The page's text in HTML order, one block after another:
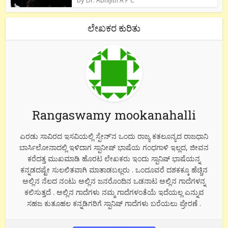
ಲೇಖಕರ ಕುರಿತು
Rangaswamy mookanahalli
ಎರಡು ಸಾವಿರದ ಇಸವಿಯಲ್ಲಿ ಸ್ಪೇನ್’ನ ಒಂದು ರಾಜ್ಯ ಕತಲೂನ್ಯದ ರಾಜಧಾನಿ
ಬಾರ್ಸಿಲೋನಾದಲ್ಲಿ ಇಳಿದಾಗ ಸ್ಪಾನೀಷ್ ಭಾಷೆಯ ಗಂಧಗಾಳಿ ಇಲ್ಲದ, ಜೀವನ
ಕರೆದತ್ತ ಮುಖಮಾಡಿ ಹೊರಟ ಲೇಖಕರು ಇಂದು ಸ್ಪಾನಿಷ್ ಭಾಷೆಯನ್ನ
ಕನ್ನಡದಷ್ಟೇ ಸುಲಲಿತವಾಗಿ ಮಾತಾಡಬಲ್ಲರು . ಒಂದೂವರೆ ದಶಕಕ್ಕೂ ಹೆಚ್ಚಿನ
ಅಲ್ಲಿನ ನೆಲದ ನಂಟು ಅಲ್ಲಿನ ಜನರೊಂದಿನ ಒಡನಾಟ ಅಲ್ಲಿನ ಗಾದೆಗಳನ್ನ
ಕಲಿಸುತ್ತದೆ . ಅಲ್ಲಿನ ಗಾದೆಗಳು ನಮ್ಮ ಗಾದೆಗಳಂತೆಯೆ ಇದೆಯಲ್ಲ ಎನ್ನುವ
ಸಹಜ ಕುತೂಹಲ ಕನ್ನಡಿಗರಿಗೆ ಸ್ಪಾನಿಷ್ ಗಾದೆಗಳು ಬರೆಯಲು ಪ್ರೇರಣೆ .